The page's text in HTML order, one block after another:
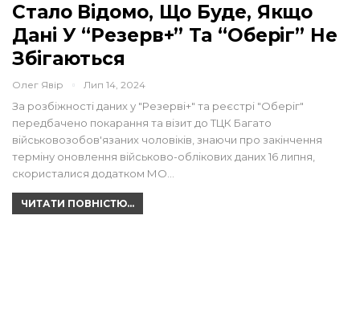
Стало Відомо, Що Буде, Якщо
Дані У “Резерв+” Та “Оберіг” Не
Збігаються
Олег Явір Лип 14, 2024
За розбіжності даних у "Резерві+" та реєстрі "Оберіг"
передбачено покарання та візит до ТЦК Багато
військовозобов'язаних чоловіків, знаючи про закінчення
терміну оновлення військово-облікових даних 16 липня,
скористалися додатком МО…
ЧИТАТИ ПОВНІСТЮ...